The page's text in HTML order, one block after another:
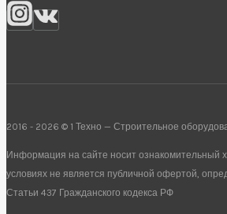
2016 - 2026 © 1 Техно — Строительное
Информация на сайте носит ознакомительный
условиях не является публичной офертой,
Статьи 437 Гражданского кодекса РФ